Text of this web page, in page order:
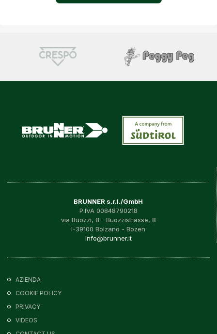
BRUNNER s.r.l./GmbH
P.IVA 00848790218
via Buozzi, 8 - Buozzistrasse, 8
I-39100 Bolzano - Bozen
info@brunner.it
AZIENDA
COOKIE POLICY
PRIVACY
VIDEOS